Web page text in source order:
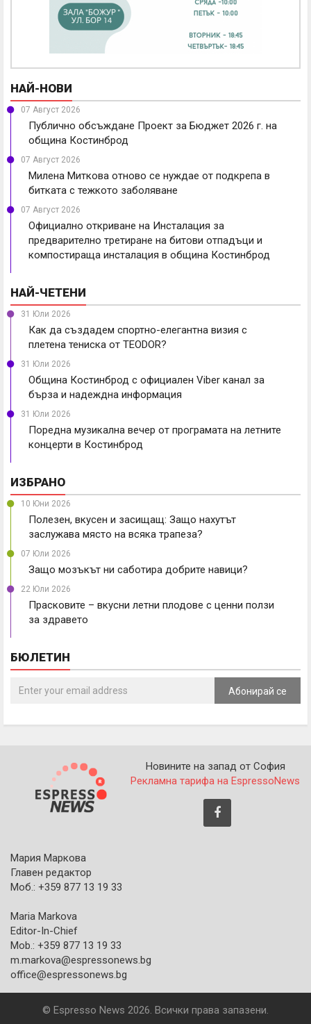
НАЙ-НОВИ
07 Август 2026
Публично обсъждане Проект за Бюджет 2026 г. на
община Костинброд
07 Август 2026
Милена Миткова отново се нуждае от подкрепа в
битката с тежкото заболяване
07 Август 2026
Официално откриване на Инсталация за
предварително третиране на битови отпадъци и
компостираща инсталация в община Костинброд
НАЙ-ЧЕТЕНИ
31 Юли 2026
Как да създадем спортно-елегантна визия с
плетена тениска от TEODOR?
31 Юли 2026
Община Костинброд с официален Viber канал за
бърза и надеждна информация
31 Юли 2026
Поредна музикална вечер от програмата на летните
концерти в Костинброд
ИЗБРАНО
10 Юни 2026
Полезен, вкусен и засищащ: Защо нахутът
заслужава място на всяка трапеза?
07 Юли 2026
Защо мозъкът ни саботира добрите навици?
22 Юли 2026
Прасковите – вкусни летни плодове с ценни ползи
за здравето
БЮЛЕТИН
Абонирай се
Новините на запад от София
Рекламна тарифа на EspressoNews
Мария Маркова
Главен редактор
Моб.: +359 877 13 19 33
Maria Markova
Editor-In-Chief
Mob.: +359 877 13 19 33
m.markova@espressonews.bg
office@espressonews.bg
© Espresso News 2026. Всички права запазени.